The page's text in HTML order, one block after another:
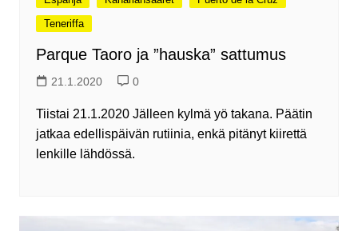
Teneriffa
Parque Taoro ja ”hauska” sattumus
21.1.2020 0
Tiistai 21.1.2020 Jälleen kylmä yö takana. Päätin
jatkaa edellispäivän rutiinia, enkä pitänyt kiirettä
lenkille lähdössä.